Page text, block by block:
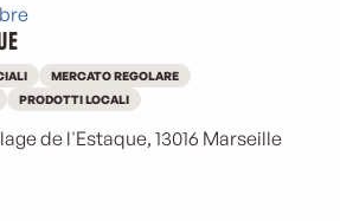
MERCATO REGOLARE
PRODOTTI LOCALI
de l'Estaque, 13016 Marseille